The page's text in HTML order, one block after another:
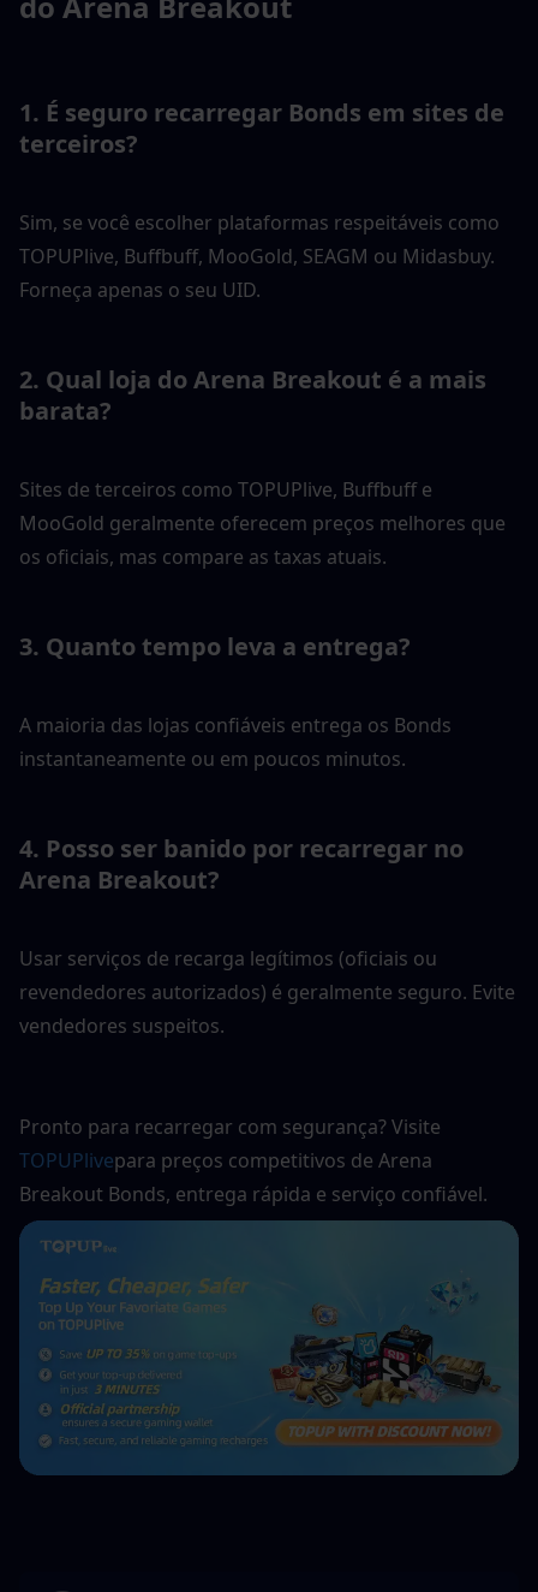
1. É seguro recarregar Bonds em sites de
terceiros?
Sim, se você escolher plataformas respeitáveis como
TOPUPlive, Buffbuff, MooGold, SEAGM ou Midasbuy.
Forneça apenas o seu UID.
2. Qual loja do Arena Breakout é a mais
barata?
Sites de terceiros como TOPUPlive, Buffbuff e
MooGold geralmente oferecem preços melhores que
os oficiais, mas compare as taxas atuais.
3. Quanto tempo leva a entrega?
A maioria das lojas confiáveis entrega os Bonds
instantaneamente ou em poucos minutos.
4. Posso ser banido por recarregar no
Arena Breakout?
Usar serviços de recarga legítimos (oficiais ou
revendedores autorizados) é geralmente seguro. Evite
vendedores suspeitos.
TOPUPlivepara preços competitivos de Arena
Breakout Bonds, entrega rápida e serviço confiável.